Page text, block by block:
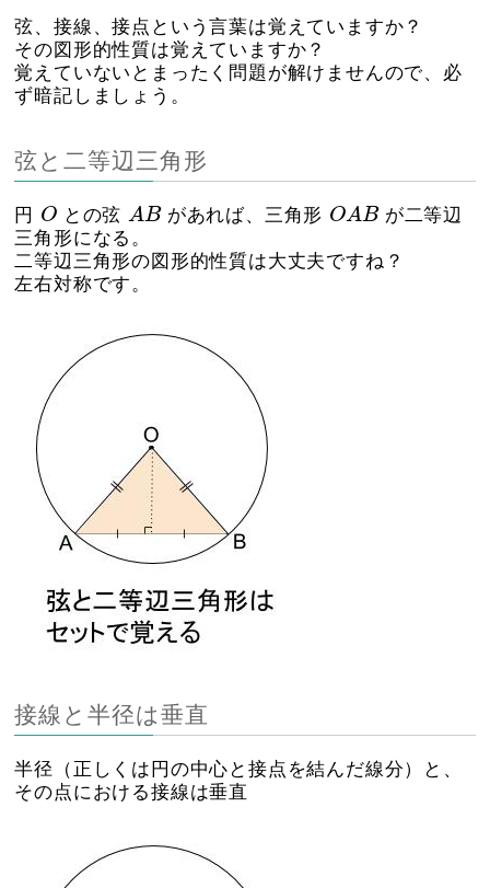
弦、接線、接点という言葉は覚えていますか？
その図形的性質は覚えていますか？
覚えていないとまったく問題が解けませんので、必
ず暗記しましょう。
弦と二等辺三角形
円 O
O との弦AB
A B があれば、三角形 OAB
O A Bが二等辺
三角形になる。
二等辺三角形の図形的性質は大丈夫ですね？
左右対称です。
接線と半径は垂直
半径（正しくは円の中心と接点を結んだ線分）と、
その点における接線は垂直